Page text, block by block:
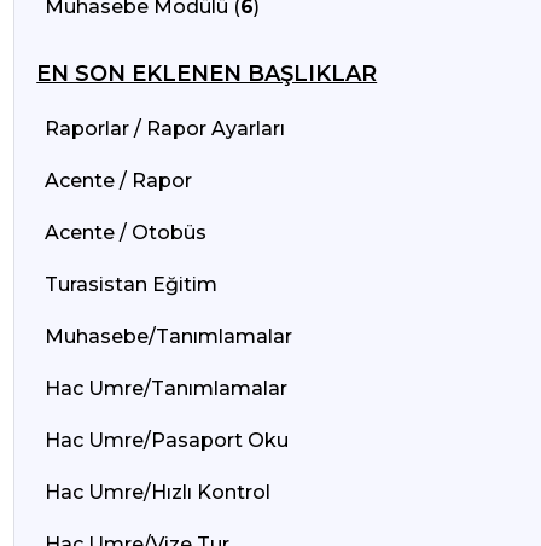
Muhasebe Modülü (6)
EN SON EKLENEN BAŞLIKLAR
Raporlar / Rapor Ayarları
Acente / Rapor
Acente / Otobüs
Turasistan Eğitim
Muhasebe/Tanımlamalar
Hac Umre/Tanımlamalar
Hac Umre/Pasaport Oku
Hac Umre/Hızlı Kontrol